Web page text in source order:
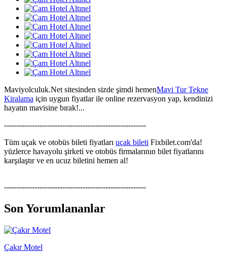
Maviyolculuk.Net sitesinden sizde şimdi hemenMavi Tur Tekne
Kiralama için uygun fiyatlar ile online rezervasyon yap, kendinizi
hayatın mavisine bırak!...
--------------------------------------------------------
Tüm uçak ve otobüs bileti fiyatları uçak bileti Fixbilet.com'da!
yüzlerce havayolu şirketi ve otobüs firmalarının bilet fiyatlarını
karşılaştır ve en ucuz biletini hemen al!
--------------------------------------------------------
Son Yorumlananlar
Çakır Motel